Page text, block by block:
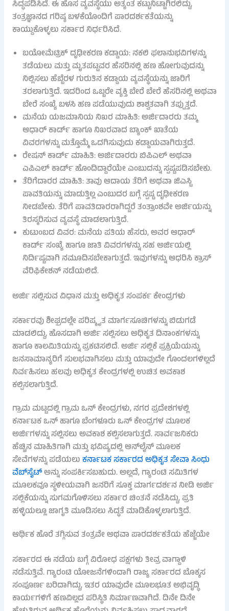
ಸಿದ್ಧಪಡಿಸಿದೆ. ಈ ಹೊಸ ವ್ಯವಸ್ಥೆಯು ಅತ್ಯಂತ ಕಟ್ಟುನಿಟ್ಟಾಗಿರಲಿದ್ದು,
ತಂತ್ರಜ್ಞಾನದ ಗರಿಷ್ಠ ಬಳಕೆಯೊಂದಿಗೆ ಪಾರದರ್ಶಕತೆಯನ್ನು
ಕಾಯ್ದುಕೊಳ್ಳಲು ಸರ್ಕಾರ ನಿರ್ಧರಿಸಿದೆ.
ಬಯೋಮೆಟ್ರಿಕ್ ದೃಢೀಕರಣ ಕಡ್ಡಾಯ: ನಕಲಿ ಫಲಾನುಭವಿಗಳನ್ನು
ತಡೆಯಲು ಮತ್ತು ಮೃತಪಟ್ಟವರ ಹೆಸರಿನಲ್ಲಿ ಹಣ ಹೋಗುವುದನ್ನು
ನಿಲ್ಲಿಸಲು ಹೆಬ್ಬೆರಳ ಗುರುತಿನ ಕಡ್ಡಾಯ ವ್ಯವಸ್ಥೆಯನ್ನು ಜಾರಿಗೆ
ತರಲಾಗುತ್ತಿದೆ. ಇದರಿಂದ ಒಬ್ಬರೇ ವ್ಯಕ್ತಿ ಬೇರೆ ಬೇರೆ ಹೆಸರಿನಲ್ಲಿ ಅಥವಾ
ಬೇರೆ ಸಂಖ್ಯೆ ಬಳಸಿ ಹಣ ಪಡೆಯುವುದು ಶಾಶ್ವತವಾಗಿ ತಪ್ಪುತ್ತದೆ.
ಮನೆಯ ಯಜಮಾನಿಯ ನಿಖರ ಮಾಹಿತಿ: ಅರ್ಜಿದಾರರು ತಮ್ಮ
ಆಧಾರ್ ಕಾರ್ಡ್ ಹಾಗೂ ನಿಖರವಾದ ಬ್ಯಾಂಕ್ ಖಾತೆಯ
ವಿವರಗಳನ್ನು ಮತ್ತೊಮ್ಮೆ ಒದಗಿಸುವುದು ಕಡ್ಡಾಯವಾಗಿರುತ್ತದೆ.
ರೇಷನ್ ಕಾರ್ಡ್ ಮಾಹಿತಿ: ಅರ್ಜಿದಾರರು ಬಿಪಿಎಲ್ ಅಥವಾ
ಎಪಿಎಲ್ ಕಾರ್ಡ್ ಹೊಂದಿದ್ದಾರೆಯೇ ಎಂಬುದನ್ನು ಸ್ಪಷ್ಟಪಡಿಸಬೇಕು.
ತೆರಿಗೆದಾರರ ಮಾಹಿತಿ: ತಾವು ಆದಾಯ ತೆರಿಗೆ ಅಥವಾ ಜಿಎಸ್ಟಿ
ಪಾವತಿಯನ್ನು ಮಾಡುತ್ತಿಲ್ಲ ಎಂಬುದರ ಬಗ್ಗೆ ಸ್ಪಷ್ಟ ದೃಢೀಕರಣ
ನೀಡಬೇಕು. ತೆರಿಗೆ ಪಾವತಿದಾರರಾಗಿದ್ದರೆ ತಂತ್ರಾಂಶವೇ ಅರ್ಜಿಯನ್ನು
ತಿರಸ್ಕರಿಸುವ ವ್ಯವಸ್ಥೆ ಮಾಡಲಾಗುತ್ತಿದೆ.
ಕುಟುಂಬದ ವಿವರ: ಮನೆಯ ಪತಿಯ ಹೆಸರು, ಅವರ ಆಧಾರ್
ಕಾರ್ಡ್ ಸಂಖ್ಯೆ ಹಾಗೂ ಜಾತಿ ವಿವರಗಳನ್ನು ಸಹ ಅರ್ಜಿಯಲ್ಲಿ
ನಿರ್ದಿಷ್ಟವಾಗಿ ನಮೂದಿಸಬೇಕಾಗುತ್ತದೆ. ಇವುಗಳನ್ನು ಆಧರಿಸಿ ಕ್ರಾಸ್
ವೆರಿಫಿಕೇಶನ್ ನಡೆಯಲಿದೆ.
ಅರ್ಜಿ ಸಲ್ಲಿಸುವ ವಿಧಾನ ಮತ್ತು ಅಧಿಕೃತ ಸಂಪರ್ಕ ಕೇಂದ್ರಗಳು
ಸರ್ಕಾರವು ಶೀಘ್ರದಲ್ಲೇ ಪರಿಷ್ಕೃತ ಮಾರ್ಗಸೂಚಿಗಳನ್ನು ಬಿಡುಗಡೆ
ಮಾಡಲಿದ್ದು, ಹೊಸದಾಗಿ ಅರ್ಜಿ ಸಲ್ಲಿಸಲು ಅಧಿಕೃತ ದಿನಾಂಕಗಳನ್ನು
ಹಾಗೂ ಕಾಲಮಿತಿಯನ್ನು ಪ್ರಕಟಿಸಲಿದೆ. ಅರ್ಜಿ ಸಲ್ಲಿಕೆ ಪ್ರಕ್ರಿಯೆಯನ್ನು
ಜನಸಾಮಾನ್ಯರಿಗೆ ಸುಲಭವಾಗಿಸಲು ಮತ್ತು ಯಾವುದೇ ಗೊಂದಲಗಳಿಲ್ಲದೆ
ನಿರ್ವಹಿಸಲು ಹಲವು ಅಧಿಕೃತ ಕೇಂದ್ರಗಳಲ್ಲಿ ಉಚಿತ ಅವಕಾಶ
ಕಲ್ಪಿಸಲಾಗುತ್ತಿದೆ.
ಗ್ರಾಮ ಮಟ್ಟದಲ್ಲಿ ಗ್ರಾಮ ಒನ್ ಕೇಂದ್ರಗಳು, ನಗರ ಪ್ರದೇಶಗಳಲ್ಲಿ
ಕರ್ನಾಟಕ ಒನ್ ಹಾಗೂ ಬೆಂಗಳೂರು ಒನ್ ಕೇಂದ್ರಗಳ ಮೂಲಕ
ಅರ್ಜಿಗಳನ್ನು ಸಲ್ಲಿಸಲು ಅವಕಾಶ ಕಲ್ಪಿಸಲಾಗುತ್ತದೆ. ಸಾರ್ವಜನಿಕರು
ಹೆಚ್ಚಿನ ಮಾಹಿತಿಗಾಗಿ ಮತ್ತು ಭವಿಷ್ಯದಲ್ಲಿ ಆನ್‌ಲೈನ್ ಮೂಲಕ
ಸೇವೆಗಳನ್ನು ಪಡೆಯಲುಕರ್ನಾಟಕ ಸರ್ಕಾರದ ಅಧಿಕೃತ ಸೇವಾ ಸಿಂಧು
ವೆಬ್‌ಸೈಟ್ಅನ್ನು ಸಂಪರ್ಕಿಸಬಹುದು. ಅಲ್ಲದೆ, ಗ್ಯಾರಂಟಿ ಸಮಿತಿಗಳ
ಮೂಲಕವೂ ಸ್ಥಳೀಯವಾಗಿ ಜನರಿಗೆ ಸೂಕ್ತ ಮಾರ್ಗದರ್ಶನ ನೀಡಿ ಅರ್ಜಿ
ಸಲ್ಲಿಕೆಯನ್ನು ಸುಗಮಗೊಳಿಸಲು ಸರ್ಕಾರ ಚಿಂತನೆ ನಡೆಸಿದ್ದು, ಪ್ರತಿ
ಹಳ್ಳಿಯಲ್ಲೂ ಜಾಗೃತಿ ಮೂಡಿಸಲು ಸಿದ್ಧತೆ ಮಾಡಿಕೊಳ್ಳಲಾಗುತ್ತಿದೆ.
ಆರ್ಥಿಕ ಹೊರೆ ತಗ್ಗಿಸುವ ತಂತ್ರವೇ ಅಥವಾ ಪಾರದರ್ಶಕತೆಯ ಹೆಜ್ಜೆಯೇ
ಸರ್ಕಾರದ ಈ ನಡೆಯ ಬಗ್ಗೆ ವಿರೋಧ ಪಕ್ಷಗಳು ತೀವ್ರ ವಾಗ್ದಾಳಿ
ನಡೆಸುತ್ತಿವೆ. ಗ್ಯಾರಂಟಿ ಯೋಜನೆಗಳಿಂದಾಗಿ ರಾಜ್ಯ ಸರ್ಕಾರದ ಬೊಕ್ಕಸ
ಸಂಪೂರ್ಣ ಬರಿದಾಗಿದ್ದು, ಇತರ ಯಾವುದೇ ಮೂಲಭೂತ ಅಭಿವೃದ್ಧಿ
ಕಾರ್ಯಗಳಿಗೆ ಹಣವಿಲ್ಲದ ಪರಿಸ್ಥಿತಿ ನಿರ್ಮಾಣವಾಗಿದೆ. ದಿನೇ ದಿನೇ